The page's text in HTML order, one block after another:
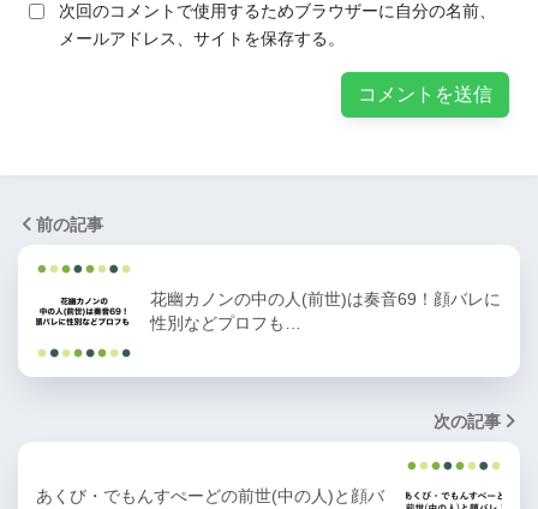
次回のコメントで使用するためブラウザーに自分の名前、
メールアドレス、サイトを保存する。
前の記事
花幽カノンの中の人(前世)は奏音69！顔バレに
性別などプロフも…
次の記事
あくび・でもんすぺーどの前世(中の人)と顔バ